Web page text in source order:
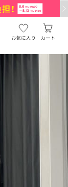
お気に入り カート